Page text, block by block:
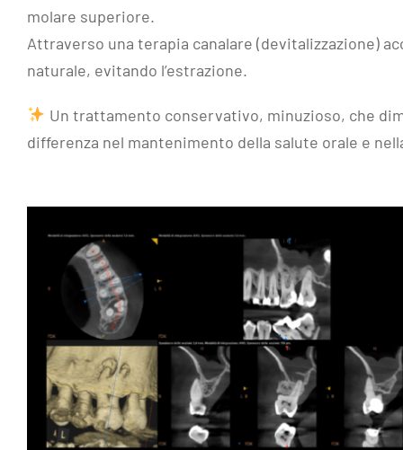
molare superiore.
Attraverso una terapia canalare (devitalizzazione)
naturale, evitando l’estrazione.
Un trattamento conservativo, minuzioso, che
differenza nel mantenimento della salute orale e